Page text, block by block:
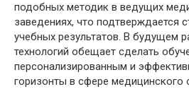
подобных методик в ведущих
заведениях, что подтверждается
учебных результатов. В будущем
технологий обещает сделать
персонализированным и
горизонты в сфере медицинского